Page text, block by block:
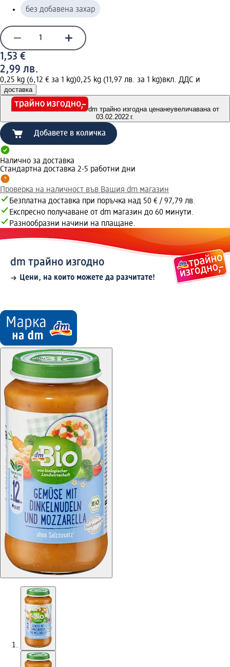
без добавена захар
1,53 €
2,99 лв.
0,25 kg (6,12 € за 1 kg)0,25 kg (11,97 лв. за 1 kg)вкл. ДДС и
доставка
dm трайно изгодна ценанеувеличавана от
03.02.2022 г.
Добавете в количка
Налично за доставка
Стандартна доставка 2-5 работни дни
Проверка на наличност във Вашия dm магазин
Безплатна доставка при поръчка над 50 € / 97,79 лв.
Експресно получаване от dm магазин до 60 минути.
Разнообразни начини на плащане.
dm трайно изгодно
Цени, на които можете да разчитате!